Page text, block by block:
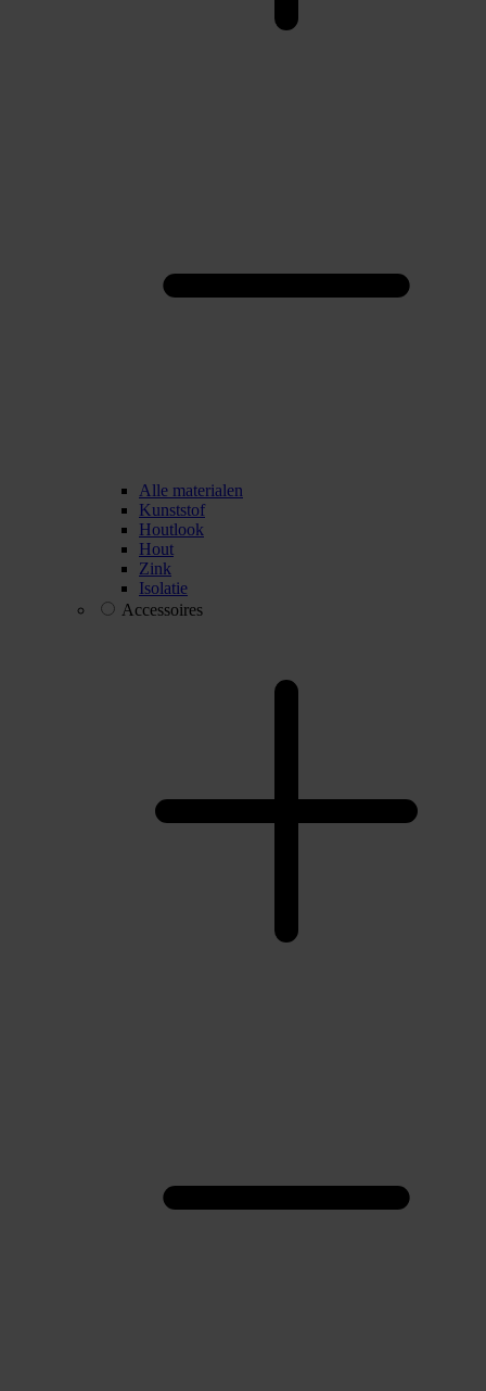
Alle materialen
Kunststof
Houtlook
Hout
Zink
Isolatie
Accessoires